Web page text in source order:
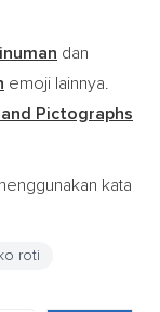
dan
emoji lainnya.
Pictographs
kata
roti